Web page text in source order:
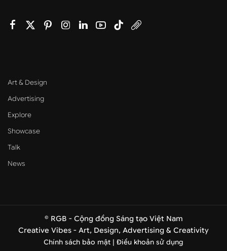
Art & Design
Advertising
Explore
Showcase
Talk
News
© RGB - Cộng đồng Sáng tạo Việt Nam
Creative Vibes - Art, Design, Advertising & Creativity
Chính sách bảo mật | Điều khoản sử dụng